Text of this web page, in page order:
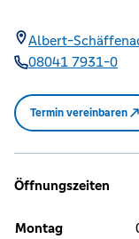
Albert-
08041 7931-0
Termin vereinbaren
Öffnungszeiten
Montag